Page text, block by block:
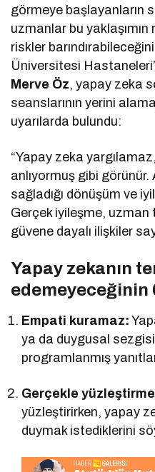
görmeye başlayanların
uzmanlar bu yaklaşımın
riskler
Üniversitesi
Merve Öz, yapay zeka
seanslarının yerini
uyarılarda bulundu:
“Yapay zeka
anlıyormuş gibi
sağladığı dönüşüm ve
Gerçek iyileşme,
güvene dayalı ilişkiler
Yapay zekanın
edemeyeceğinin
Empati kuramaz:
ya da duygusal
programlanmış
Gerçekle
yüzleştirirken, yapay
duymak istediklerini